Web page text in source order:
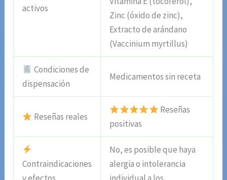
activos
Zinc (óxido de zinc),
Extracto de arándano
(Vaccinium myrtillus)
Condiciones de
dispensación
Medicamentos sin receta
Reseñas reales
Reseñas
positivas
Contraindicaciones
No, es posible que haya
alergia o intolerancia